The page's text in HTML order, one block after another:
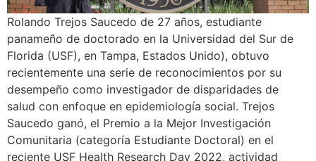
Rolando Trejos Saucedo de 27 años, estudiante
panameño de doctorado en la Universidad del Sur de
Florida (USF), en Tampa, Estados Unido), obtuvo
recientemente una serie de reconocimientos por su
desempeño como investigador de disparidades de
salud con enfoque en epidemiología social. Trejos
Saucedo ganó, el Premio a la Mejor Investigación
Comunitaria (categoría Estudiante Doctoral) en el
reciente USF Health Research Day 2022, actividad